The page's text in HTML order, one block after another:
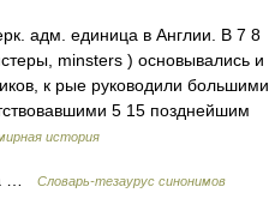
адм. единица в Англии. В 7 8
minsters ) основывались и
к рые руководили большими
5 15 позднейшим
история
…
Словарь-тезаурус синонимов